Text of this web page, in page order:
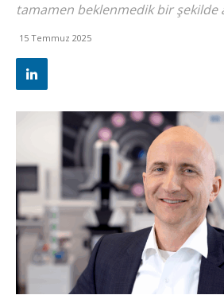
tamamen beklenmedik bir şekilde
15 Temmuz 2025